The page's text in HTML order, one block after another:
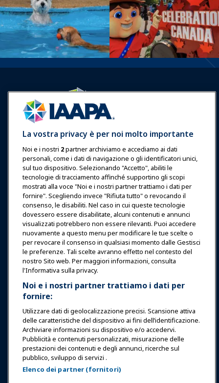
Unisciti ora
Premi Carriere
Contatto
Esposizioni & Eventi
Notizie & Funworld
Educazione
Sicurezza & Protezione
Difesa
Ricerca e Rapporti
Informazioni su IAAPA
Partner
Copyright © 2026 Associazione Internazionale di Parchi di
La vostra privacy è per noi molto importante
Noi e i nostri 2partner archiviamo e accediamo ai dati
personali, come i dati di navigazione o gli identificatori unici,
sul tuo dispositivo. Selezionando "Accetto", abiliti le
tecnologie di tracciamento affinché supportino gli scopi
mostrati alla voce "Noi e i nostri partner trattiamo i dati per
fornire". Scegliendo invece "Rifiuta tutto" o revocando il
consenso, le disabiliti. Nel caso in cui queste tecnologie
dovessero essere disabilitate, alcuni contenuti e annunci
visualizzati potrebbero non essere rilevanti. Puoi accedere
nuovamente a questo menu per modificare le tue scelte o
per revocare il consenso in qualsiasi momento dalle Gestisci
le preferenze. Tali scelte avranno effetto nel contesto del
nostro Sito web. Per maggiori informazioni, consulta
l'Informativa sulla privacy.
Noi e i nostri partner trattiamo i dati per
fornire:
Utilizzare dati di geolocalizzazione precisi. Scansione attiva
delle caratteristiche del dispositivo ai fini dell’identificazione.
Archiviare informazioni su dispositivo e/o accedervi.
Pubblicità e contenuti personalizzati, misurazione delle
prestazioni dei contenuti e degli annunci, ricerche sul
pubblico, sviluppo di servizi .
Elenco dei partner (fornitori)